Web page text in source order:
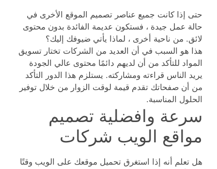
حتى إذا كانت جميع عناصر تصميم الموقع الأخرى في
حالة عمل جيدة ، فستكون عديمة الفائدة بدون محتوى
لائق. من ناحية أخرى ، لماذا يأتي ضيوفك إليك؟
هذا هو السبب في أن العديد من الشركات تختار تسويق
المواد للتأكد من أن لديهم دائمًا محتوى عالي الجودة
يريد الناس قراءته ومشاركته. يستلزم هذا الدور التأكد
من أن صفحاتك تقدم قيمة لوقت الزوار من خلال توفير
الحلول المناسبة.
سرعة وافضلية تصميم
مواقع الويب شركات
هل تعلم أنه إذا استغرق تحميل موقعك على الويب وقتًا